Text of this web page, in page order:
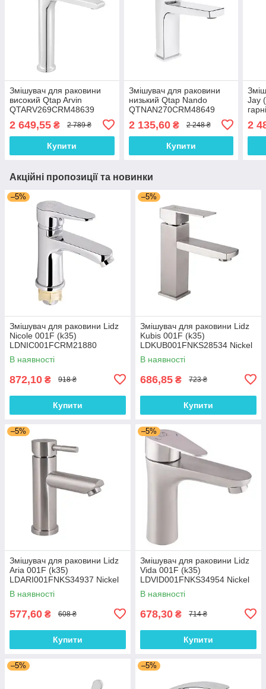
Змішувач для раковини
високий Qtap Arvin
QTARV269CRM48639
2 649,55 ₴ 2 789 ₴
Купити
Змішувач для раковини
низький Qtap Nando
QTNAN270CRM48649
2 135,60₴ 2 248 ₴
Купити
Jay
2
Акційні пропозиції та новинки
–5%
Змішувач для раковини Lidz
Nicole 001F (k35)
LDNIC001FCRM21880
Chrome
В наявності
872,10 ₴ 918 ₴
Купити
–5%
Змішувач для раковини Lidz
Kubis 001F (k35)
LDKUB001FNKS28534 Nickel
В наявності
686,85 ₴ 723 ₴
Купити
–5%
Змішувач для раковини Lidz
Aria 001F (k35)
LDARI001FNKS34937 Nickel
В наявності
577,60 ₴ 608 ₴
Купити
–5%
Змішувач для раковини Lidz
Vida 001F (k35)
LDVID001FNKS34954 Nickel
В наявності
678,30 ₴ 714 ₴
Купити
–5% –5%